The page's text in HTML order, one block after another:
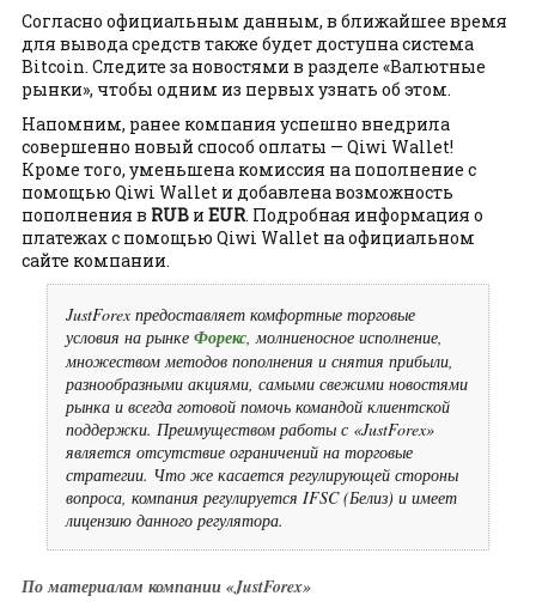
Согласно официальным данным, в ближайшее время
для вывода средств также будет доступна система
Bitcoin. Следите за новостями в разделе «Валютные
рынки», чтобы одним из первых узнать об этом.
Напомним, ранее компания успешно внедрила
совершенно новый способ оплаты — Qiwi Wallet!
Кроме того, уменьшена комиссия на пополнение с
помощью Qiwi Wallet и добавлена возможность
пополнения в RUB и EUR. Подробная информация о
платежах с помощью Qiwi Wallet на официальном
сайте компании.
JustForex предоставляет комфортные торговые
условия на рынке Форекс, молниеносное исполнение,
множеством методов пополнения и снятия прибыли,
разнообразными акциями, самыми свежими новостями
рынка и всегда готовой помочь командой клиентской
поддержки. Преимуществом работы с «JustForex»
является отсутствие ограничений на торговые
стратегии. Что же касается регулирующей стороны
вопроса, компания регулируется IFSC (Белиз) и имеет
лицензию данного регулятора.
По материалам компании «JustForex»